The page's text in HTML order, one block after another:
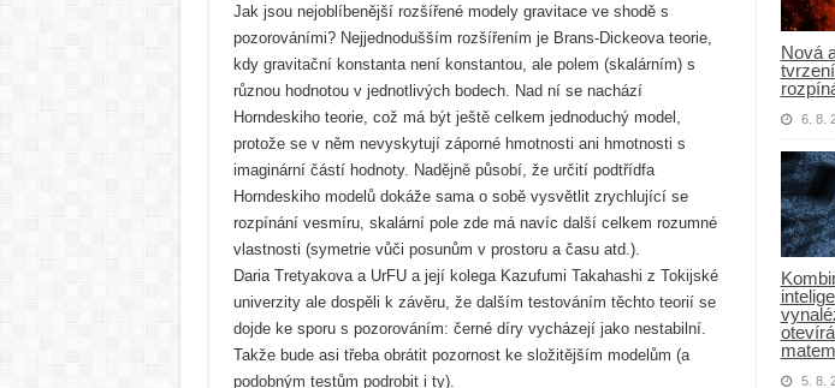
Nová
6. 8.
5. 8.
Jak jsou nejoblíbenější rozšířené modely gravitace ve shodě s
pozorováními? Nejjednodušším rozšířením je Brans-Dickeova teorie,
kdy gravitační konstanta není konstantou, ale polem (skalárním) s
různou hodnotou v jednotlivých bodech. Nad ní se nachází
Horndeskiho teorie, což má být ještě celkem jednoduchý model,
protože se v něm nevyskytují záporné hmotnosti ani hmotnosti s
imaginární částí hodnoty. Nadějně působí, že určití podtřídfa
Horndeskiho modelů dokáže sama o sobě vysvětlit zrychlující se
rozpínání vesmíru, skalární pole zde má navíc další celkem rozumné
vlastnosti (symetrie vůči posunům v prostoru a času atd.).
Daria Tretyakova a UrFU a její kolega Kazufumi Takahashi z Tokijské
univerzity ale dospěli k závěru, že dalším testováním těchto teorií se
dojde ke sporu s pozorováním: černé díry vycházejí jako nestabilní.
Takže bude asi třeba obrátit pozornost ke složitějším modelům (a
podobným testům podrobit i ty).